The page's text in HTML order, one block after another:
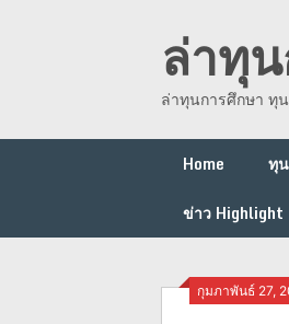
ล่าทุ
ล่าทุนการศึกษา ทุ
Home ทุ
ข่าว Highlight
กุมภาพันธ์ 27,